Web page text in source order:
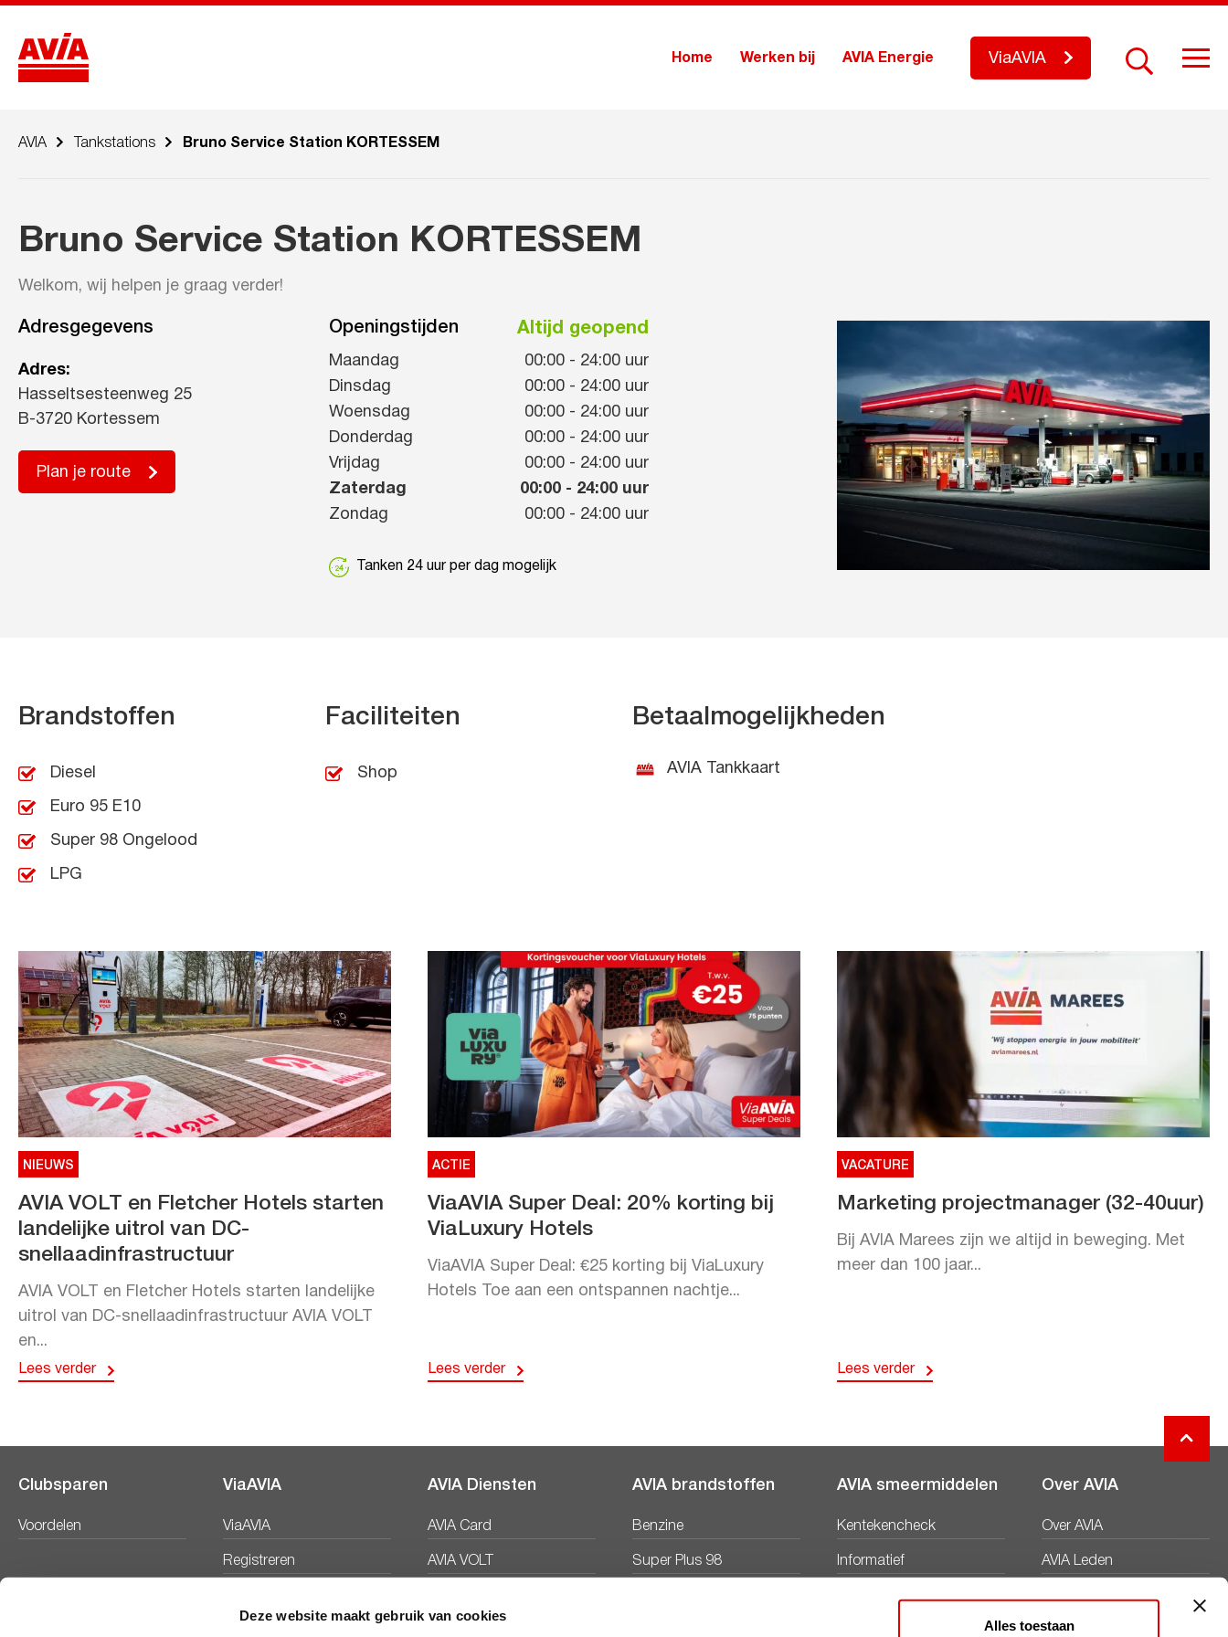
Deze website maakt gebruik van cookies
Alles toestaan
Home Werken bij AVIA Energie ViaAVIA
AVIA Tankstations Bruno Service Station KORTESSEM
Bruno Service Station KORTESSEM
Welkom, wij helpen je graag verder!
Adresgegevens
Adres:
Hasseltsesteenweg 25
B-3720 Kortessem
Plan je route
Openingstijden Altijd geopend
Maandag 00:00 - 24:00 uur
Dinsdag
00:00 - 24:00 uur
Woensdag
00:00 - 24:00 uur
Donderdag
00:00 - 24:00 uur
Vrijdag
00:00 - 24:00 uur
Zaterdag
00:00 - 24:00 uur
Zondag
00:00 - 24:00 uur
Tanken 24 uur per dag mogelijk
Brandstoffen
Diesel
Euro 95 E10
Super 98 Ongelood
LPG
Faciliteiten
Shop
Betaalmogelijkheden
AVIA Tankkaart
NIEUWS
AVIA VOLT en Fletcher Hotels starten
landelijke uitrol van DC-
snellaadinfrastructuur
AVIA VOLT en Fletcher Hotels starten landelijke
uitrol van DC-snellaadinfrastructuur AVIA VOLT
en...
Lees verder
ACTIE
ViaAVIA Super Deal: 20% korting bij
ViaLuxury Hotels
ViaAVIA Super Deal: €25 korting bij ViaLuxury
Hotels Toe aan een ontspannen nachtje...
Lees verder
VACATURE
Marketing projectmanager (32-40uur)
Bij AVIA Marees zijn we altijd in beweging. Met
meer dan 100 jaar...
Lees verder
Clubsparen
Voordelen
ViaAVIA
ViaAVIA
Registreren
AVIA Diensten
AVIA Card
AVIA VOLT
AVIA brandstoffen
Benzine
Super Plus 98
AVIA smeermiddelen
Kentekencheck
Informatief
Productbladen
Over AVIA
Over AVIA
AVIA Leden
Nieuws
Duurzaamheid